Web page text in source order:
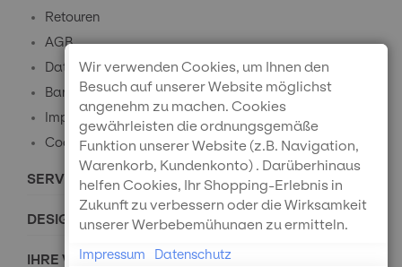
Retouren
AGB
Datenschutz
Barrierefreiheitserklärung
Impressum
Cookie-Einstellungen
SERVICE
DESIGNPREISE
IHRE VORTEILE
Wir verwenden Cookies, um Ihnen den
Besuch auf unserer Website möglichst
angenehm zu machen. Cookies
gewährleisten die ordnungsgemäße
Funktion unserer Website (z.B. Navigation,
Warenkorb, Kundenkonto) . Darüberhinaus
helfen Cookies, Ihr Shopping-Erlebnis in
Zukunft zu verbessern oder die Wirksamkeit
unserer Werbebemühungen zu ermitteln.
und Tracking mittels Google Analytics
Impressum Datenschutz